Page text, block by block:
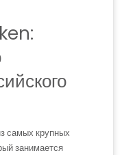
самых крупных
занимается